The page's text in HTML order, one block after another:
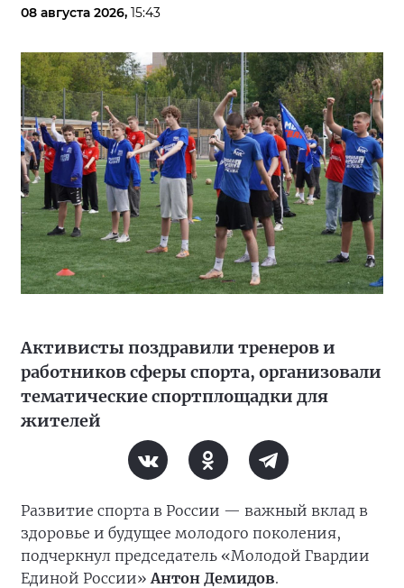
08 августа 2026, 15:43
Активисты поздравили тренеров и
работников сферы спорта, организовали
тематические спортплощадки для
жителей
Развитие спорта в России — важный вклад в
здоровье и будущее молодого поколения,
подчеркнул председатель «Молодой Гвардии
Единой России»Антон Демидов.